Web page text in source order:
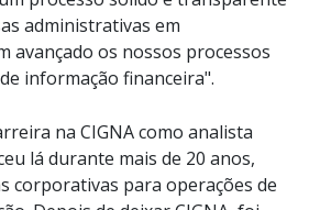
administrativas em
avançado os nossos processos
informação financeira".
na CIGNA como analista
lá durante mais de 20 anos,
corporativas para operações de